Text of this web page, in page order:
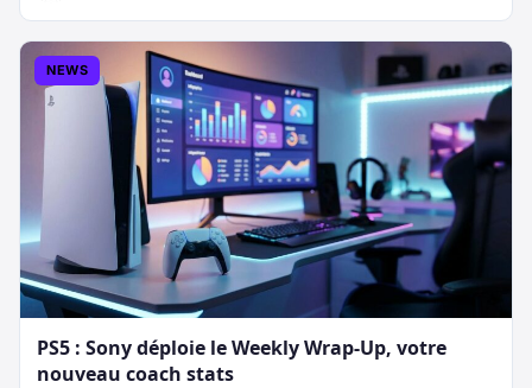
NEWS
PS5 : Sony déploie le Weekly Wrap-Up, votre
nouveau coach stats